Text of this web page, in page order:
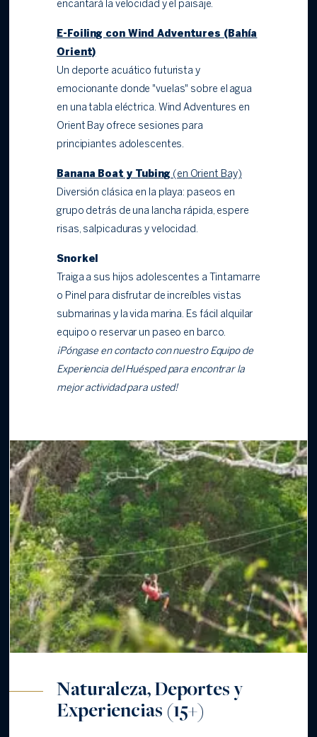
encantará la velocidad y el paisaje.
E-Foiling con Wind Adventures (Bahía
Orient)
Un deporte acuático futurista y
emocionante donde "vuelas" sobre el agua
en una tabla eléctrica. Wind Adventures en
Orient Bay ofrece sesiones para
principiantes adolescentes.
Banana Boat y Tubing (en Orient Bay)
Diversión clásica en la playa: paseos en
grupo detrás de una lancha rápida, espere
risas, salpicaduras y velocidad.
Snorkel
Traiga a sus hijos adolescentes a Tintamarre
o Pinel para disfrutar de increíbles vistas
submarinas y la vida marina. Es fácil alquilar
equipo o reservar un paseo en barco.
¡Póngase en contacto con nuestro Equipo de
Experiencia del Huésped para encontrar la
mejor actividad para usted!
Naturaleza, Deportes y
Experiencias (15+)